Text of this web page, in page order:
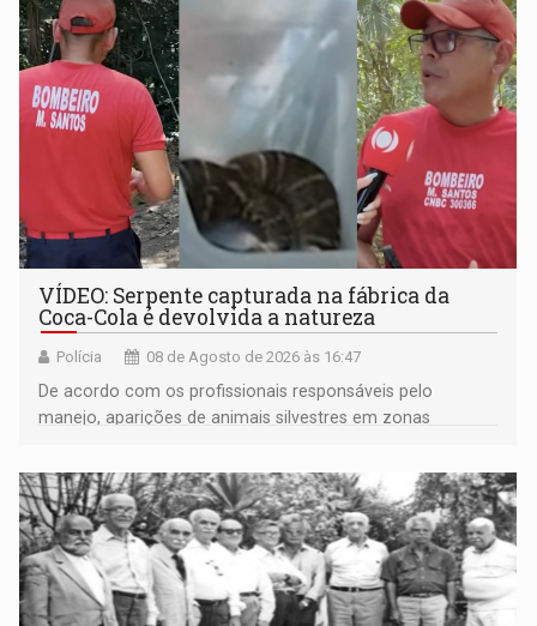
VÍDEO: Serpente capturada na fábrica da
Coca-Cola é devolvida a natureza
Polícia 08 de Agosto de 2026 às 16:47
De acordo com os profissionais responsáveis pelo
manejo, aparições de animais silvestres em zonas